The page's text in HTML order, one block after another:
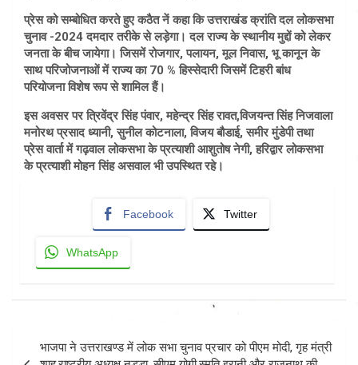
प्रेस को सम्बोधित करते हुए कठैत नें कहा कि उत्तराखंड क्रांति दल लोकसभा
चुनाव -2024 दमदार तरीके से लड़ेगा। दल राज्य के स्थानीय मुद्दों को लेकर
जनता के बीच जायेगा। जिसमें रोजगार, पलायन, मूल निवास, भू कानून के
साथ परिजोजनाओं में राज्य का 70 % हिस्सेदारी जिसमें टिहरी बांध
परियोजना विशेष रूप से शामिल हैं।
इस अवसर पर त्रिवेंद्र सिंह पंवार, महेन्द्र सिंह रावत,विजयन्त सिंह निजवाला
मनोरथ प्रसाद ध्यानी, सुनील कोटनाला, विजय बौडाई, समीर मुंडेपी तथा
प्रेस वार्ता में गढ़वाल लोकसभा के प्रत्याशी आशुतोष नेगी, हरिद्वार लोकसभा
के प्रत्याशी मोहन सिंह असवाल भी उपस्थित रहे।
Facebook Twitter
WhatsApp
भाजपा ने उत्तराखण्ड में लोक सभा चुनाव प्रचार को पीएम मोदी, गृह मंत्री